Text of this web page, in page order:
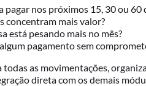
nos próximos 15, 30 ou 60
concentram mais valor?
está pesando mais no mês?
pagamento sem
as movimentações,
direta com os demais